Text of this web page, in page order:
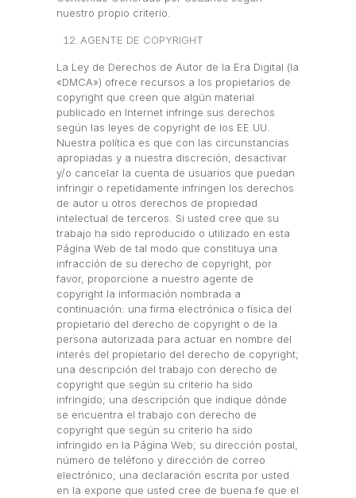
nuestro propio criterio.
AGENTE DE COPYRIGHT
La Ley de Derechos de Autor de la Era Digital (la
«DMCA») ofrece recursos a los propietarios de
copyright que creen que algún material
publicado en Internet infringe sus derechos
según las leyes de copyright de los EE.UU.
Nuestra política es que con las circunstancias
apropiadas y a nuestra discreción, desactivar
y/o cancelar la cuenta de usuarios que puedan
infringir o repetidamente infringen los derechos
de autor u otros derechos de propiedad
intelectual de terceros. Si usted cree que su
trabajo ha sido reproducido o utilizado en esta
Página Web de tal modo que constituya una
infracción de su derecho de copyright, por
favor, proporcione a nuestro agente de
copyright la información nombrada a
continuación: una firma electrónica o física del
propietario del derecho de copyright o de la
persona autorizada para actuar en nombre del
interés del propietario del derecho de copyright;
una descripción del trabajo con derecho de
copyright que según su criterio ha sido
infringido; una descripción que indique dónde
se encuentra el trabajo con derecho de
copyright que según su criterio ha sido
infringido en la Página Web; su dirección postal,
número de teléfono y dirección de correo
electrónico; una declaración escrita por usted
en la expone que usted cree de buena fe que el